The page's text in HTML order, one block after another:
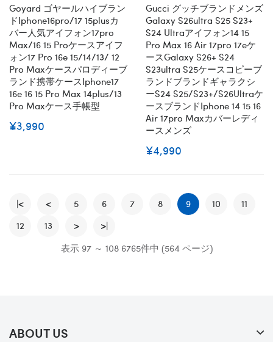
Goyard ゴヤールハイブラン
ドiphone16pro/17 15plusカ
バー人気アイフォン17pro
Max/16 15 Proケースアイフ
ォン17 Pro 16e 15/14/13/ 12
Pro Maxケースパロディーブ
ランド携帯ケースiphone17
16e 16 15 Pro Max 14plus/13
Pro Maxケース手帳型
¥3,990
Gucci グッチブランドメンズ
Galaxy S26ultra S25 S23+
S24 Ultraアイフォン14 15
Pro Max 16 Air 17pro 17eケ
ースGalaxy S26+ S24
S23ultra S25ケースコピーブ
ランドブランドギャラクシ
ーs24 S25/S23+/S26Ultraケ
ースブランドiphone 14 15 16
Air 17pro Maxカバーレディ
ースメンズ
¥4,990
|< < 5 6 7 8 9 10
11
12
13 >
>|
表示 97 ～ 108 6765件中 (564 ページ)
ABOUT US